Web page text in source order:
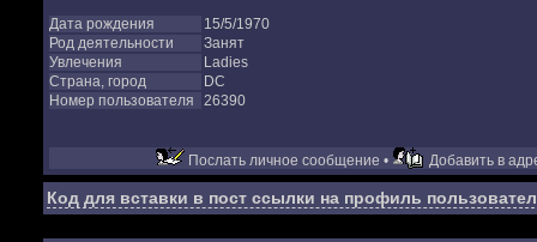
Дата рождения
15/5/1970
Род деятельности
Занят
Увлечения
Ladies
Страна, город
DC
Номер пользователя
26390
Послать личное сообщение • Добавить в
Код для вставки в пост ссылки на профиль